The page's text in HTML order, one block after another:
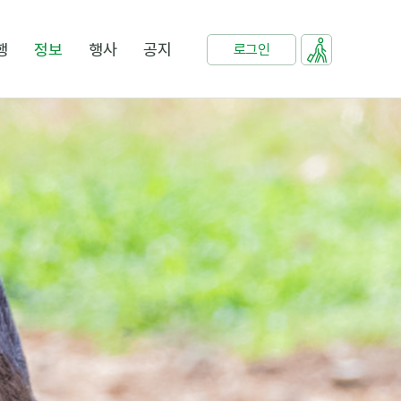
정보 행사 공지 로그인